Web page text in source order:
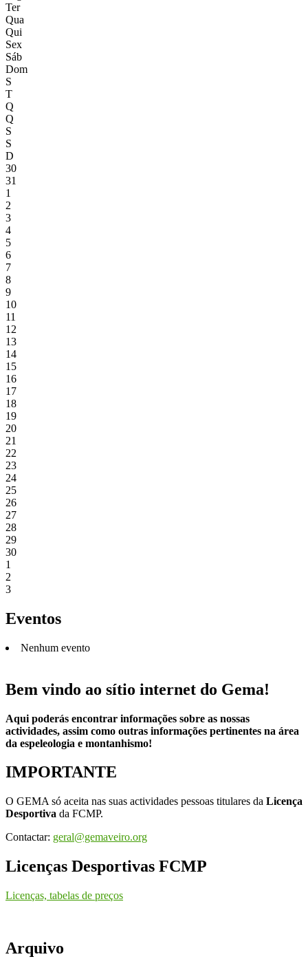
Ter
Qua
Qui
Sex
Sáb
Dom
S
T
Q
Q
S
S
D
30
31
1
2
3
4
5
6
7
8
9
10
11
12
13
14
15
16
17
18
19
20
21
22
23
24
25
26
27
28
29
30
1
2
3
Eventos
Nenhum evento
Bem vindo ao sítio internet do Gema!
Aqui poderás encontrar informações sobre as nossas
actividades, assim como outras informações pertinentes na área
da espeleologia e montanhismo!
IMPORTANTE
O GEMA só aceita nas suas actividades pessoas titulares da Licença
Desportiva da FCMP.
Contactar: geral@gemaveiro.org
Licenças Desportivas FCMP
Licenças, tabelas de preços
Arquivo